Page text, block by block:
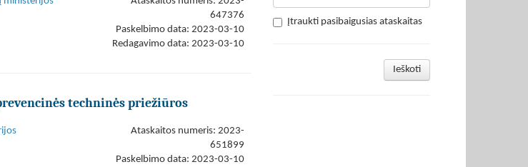
647376
Paskelbimo data: 2023-03-10
Redagavimo data: 2023-03-10
techninės priežiūros
Ataskaitos numeris: 2023-
651899
Paskelbimo data: 2023-03-10
Įtraukti pasibaigusias ataskaitas
Ieškoti